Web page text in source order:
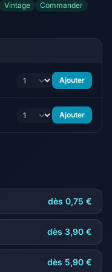
Vintage
Commander
Ajouter
Ajouter
dès 0,75 €
dès 3,90 €
dès 5,90 €